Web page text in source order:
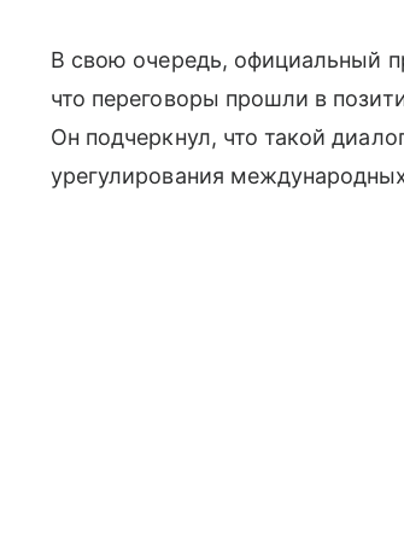
В свою очередь, официальный
что переговоры прошли в
Он подчеркнул, что такой
урегулирования